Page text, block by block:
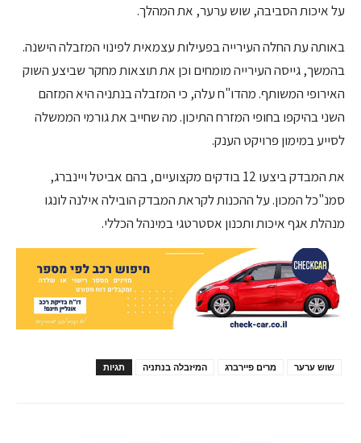
על איכות הסביבה, שוש ערער, את המהלך.
באותה עת החלה העירייה בפעילות עצמאית לפינוי המזבלה הישנה.
בהמשך, גייסה העירייה מומחים וכן את תוצאות מחקר שביצע השוק
האירופי המשותף. מהדו"ח עלה, כי המזבלה בנתניה היא המזהם
השני בהיקפו בחופי המזרח התיכון. מה שחייב את גורמי הממשלה
לסייע במימון פרויקט הענק.
את המבדק ביצעו 12 בודקים מקצועיים, בהם אביטל ויינברג,
סמנ"כל המכון. על ההכנות לקראת המבדק הובילהאילנה לונגו
מנהלת אגף איכות ותכנון אסטרטגי במינהל הכללי.
תגיות המיזבלה בנתניה מרים פיירברג שוש ערער